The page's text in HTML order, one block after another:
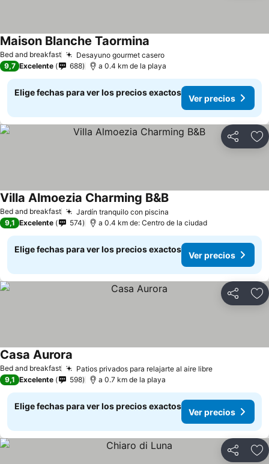
Bed and breakfast Desayuno gourmet casero
Maison Blanche Taormina
9,7 Excelente 688 a 0.4 km de la playa
Elige fechas para ver los precios exactos
Ver precios
Compartir
Bed and breakfast Jardín tranquilo con piscina
Villa Almoezia Charming B&B
9,1 Excelente 574 a 0.4 km de: Centro de la ciudad
Elige fechas para ver los precios exactos
Ver precios
Compartir
Bed and breakfast Patios privados para relajarte al aire libre
Casa Aurora
9,1 Excelente 598 a 0.7 km de la playa
Elige fechas para ver los precios exactos
Ver precios
Compartir